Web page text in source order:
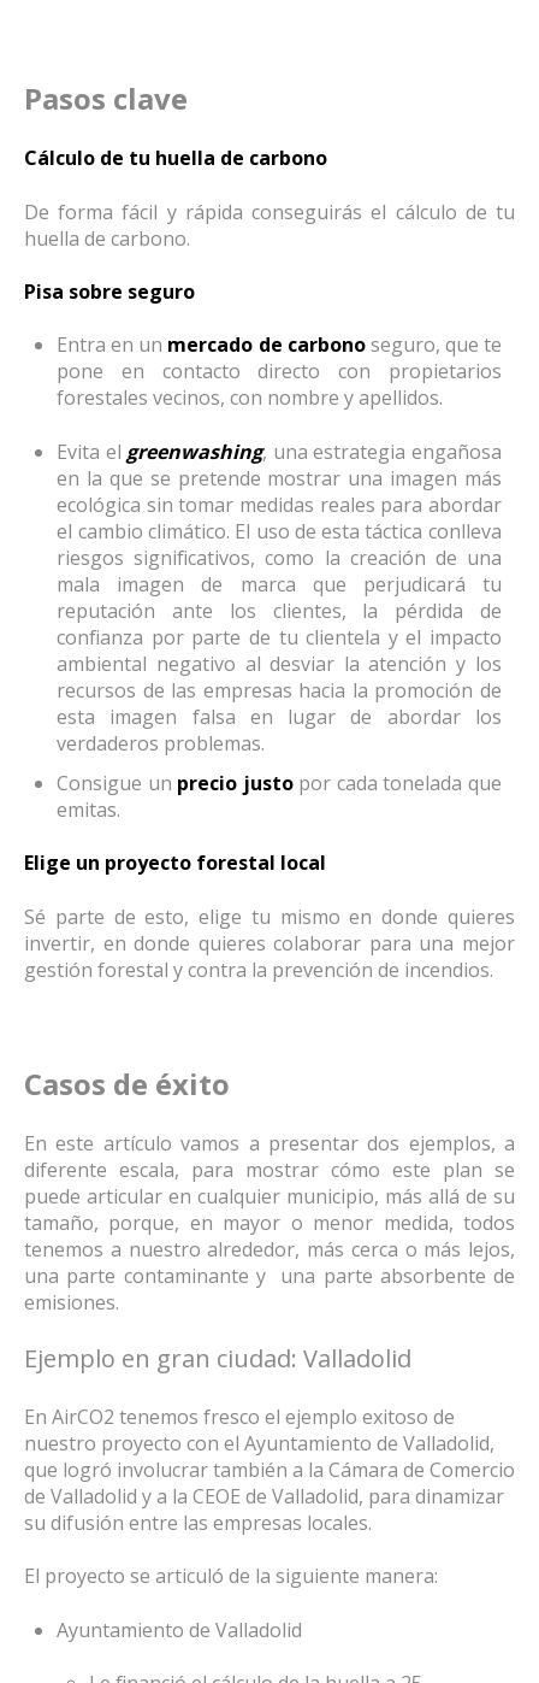
Pasos clave
Cálculo de tu huella de carbono
De forma fácil y rápida conseguirás el cálculo de tu
huella de carbono.
Pisa sobre seguro
Entra en un mercado de carbono seguro, que te
pone en contacto directo con propietarios
forestales vecinos, con nombre y apellidos.
Evita el greenwashing, una estrategia engañosa
en la que se pretende mostrar una imagen más
ecológica sin tomar medidas reales para abordar
el cambio climático. El uso de esta táctica conlleva
riesgos significativos, como la creación de una
mala imagen de marca que perjudicará tu
reputación ante los clientes, la pérdida de
confianza por parte de tu clientela y el impacto
ambiental negativo al desviar la atención y los
recursos de las empresas hacia la promoción de
esta imagen falsa en lugar de abordar los
verdaderos problemas.
Consigue un precio justopor cada tonelada que
emitas.
Elige un proyecto forestal local
Sé parte de esto, elige tu mismo en donde quieres
invertir, en donde quieres colaborar para una mejor
gestión forestal y contra la prevención de incendios.
Casos de éxito
En este artículo vamos a presentar dos ejemplos, a
diferente escala, para mostrar cómo este plan se
puede articular en cualquier municipio, más allá de su
tamaño, porque, en mayor o menor medida, todos
tenemos a nuestro alrededor, más cerca o más lejos,
una parte contaminante y una parte absorbente de
emisiones.
Ejemplo en gran ciudad: Valladolid
En AirCO2 tenemos fresco el ejemplo exitoso de
nuestro proyecto con el Ayuntamiento de Valladolid,
que logró involucrar también a la Cámara de Comercio
de Valladolid y a la CEOE de Valladolid, para dinamizar
su difusión entre las empresas locales.
El proyecto se articuló de la siguiente manera:
Ayuntamiento de Valladolid